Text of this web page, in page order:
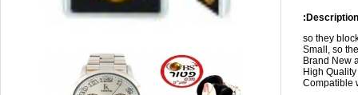
so they
Small, so
Brand New
High
Compatible